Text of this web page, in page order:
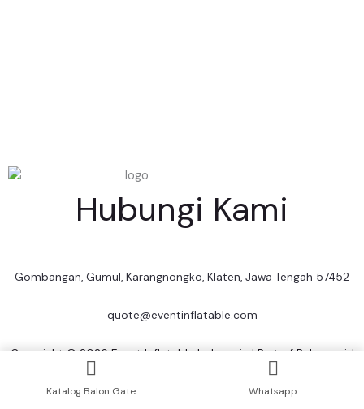
Hubungi Kami
Gombangan, Gumul, Karangnongko, Klaten, Jawa Tengah 57452
quote@eventinflatable.com
Copyright © 2026 Event Inflatable Indonesia | Part of Balon.co.id
Katalog Balon Gate Whatsapp